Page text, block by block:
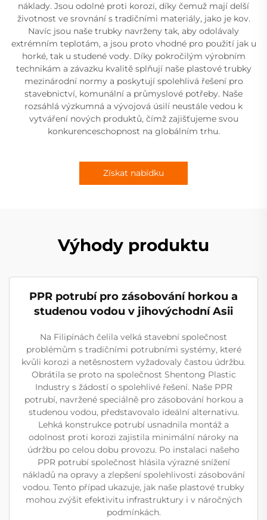
náklady. Jsou odolné proti korozi, díky čemuž mají delší
životnost ve srovnání s tradičními materiály, jako je kov.
Navíc jsou naše trubky navrženy tak, aby odolávaly
extrémním teplotám, a jsou proto vhodné pro použití jak u
horké, tak u studené vody. Díky pokročilým výrobním
technikám a závazku kvalitě splňují naše plastové trubky
mezinárodní normy a poskytují spolehlivá řešení pro
stavebnictví, komunální a průmyslové potřeby. Naše
rozsáhlá výzkumná a vývojová úsilí neustále vedou k
vytváření nových produktů, čímž zajišťujeme svou
konkurenceschopnost na globálním trhu.
Získat nabídku
Výhody produktu
PPR potrubí pro zásobování horkou a
studenou vodou v jihovýchodní Asii
Na Filipínách čelila velká stavební společnost
problémům s tradičními potrubními systémy, které
kvůli korozi a netěsnostem vyžadovaly častou údržbu.
Obrátila se proto na společnost Shentong Plastic
Industry s žádostí o spolehlivé řešení. Naše PPR
potrubí, navržené speciálně pro zásobování horkou a
studenou vodou, představovalo ideální alternativu.
Lehká konstrukce potrubí usnadnila montáž a
odolnost proti korozi zajistila minimální nároky na
údržbu po celou dobu provozu. Po instalaci našeho
PPR potrubí společnost hlásila výrazné snížení
nákladů na opravy a zlepšení spolehlivosti zásobování
vodou. Tento případ ukazuje, jak naše plastové trubky
mohou zvýšit efektivitu infrastruktury i v náročných
podmínkách.